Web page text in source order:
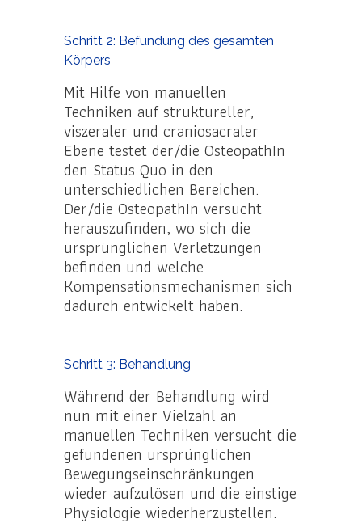
Schritt 2: Befundung des gesamten
Körpers
Mit Hilfe von manuellen
Techniken auf struktureller,
viszeraler und craniosacraler
Ebene testet der/die OsteopathIn
den Status Quo in den
unterschiedlichen Bereichen.
Der/die OsteopathIn versucht
herauszufinden, wo sich die
ursprünglichen Verletzungen
befinden und welche
Kompensationsmechanismen sich
dadurch entwickelt haben.
Schritt 3: Behandlung
Während der Behandlung wird
nun mit einer Vielzahl an
manuellen Techniken versucht die
gefundenen ursprünglichen
Bewegungseinschränkungen
wieder aufzulösen und die einstige
Physiologie wiederherzustellen.